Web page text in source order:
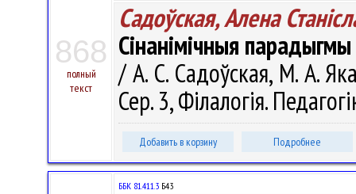
868
полный
текст
Садоўская, Алена
Сінанімічныя
/ А. С. Садоўская, М. А.
Сер. 3, Філалогія.
Добавить в корзину Подробнее
ББК 81.411.3 Б43